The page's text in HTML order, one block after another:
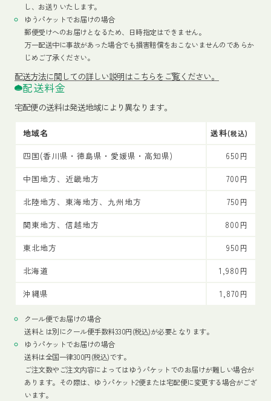
し、お送りいたします。
ゆうパケットでお届けの場合
郵便受けへのお届けとなるため、日時指定はできません。
万一配送中に事故があった場合でも損害賠償をおこないませんのであらか
じめご了承ください。
配送方法に関しての詳しい説明はこちらをご覧ください。
配送料金
宅配便の送料は発送地域により異なります。
地域名 送料(税込)
四国(香川県・徳島県・愛媛県・高知県)
650円
中国地方、近畿地方
700円
北陸地方、東海地方、九州地方
750円
関東地方、信越地方
800円
東北地方
950円
北海道
1,980円
沖縄県
1,870円
クール便でお届けの場合
送料とは別にクール便手数料330円(税込)が必要となります。
ゆうパケットでお届けの場合
送料は全国一律300円(税込)です。
ご注文数やご注文内容によってはゆうパケットでのお届けが難しい場合が
あります。その際は、ゆうパケット2便または宅配便に変更する場合がござ
います。